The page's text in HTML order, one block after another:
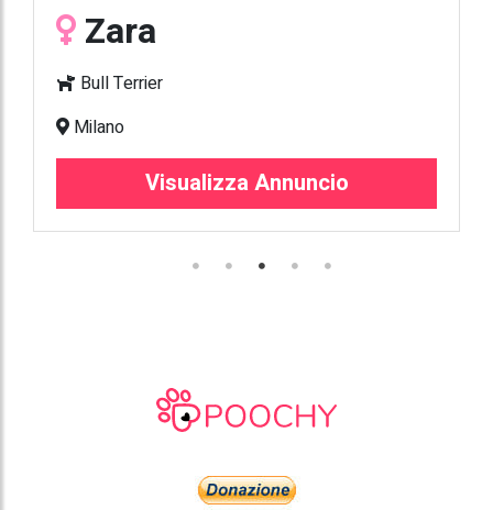
Zara
Bull Terrier
Milano
Visualizza Annuncio